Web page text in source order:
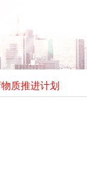
质推进计划